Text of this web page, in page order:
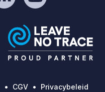
CGV Privacybeleid